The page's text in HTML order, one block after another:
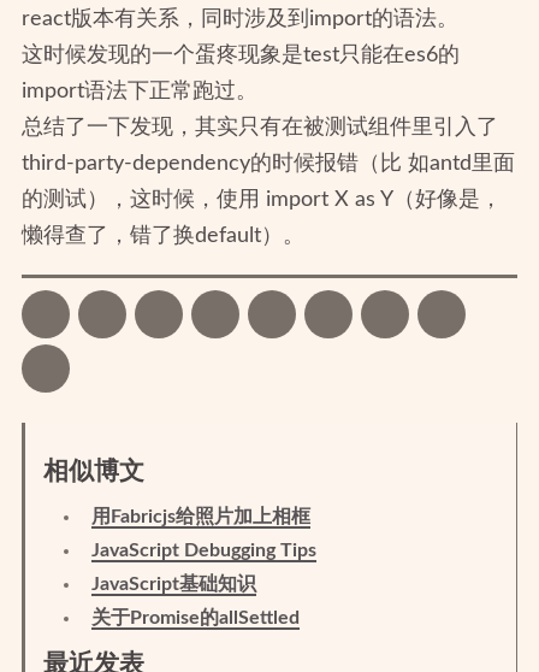
react版本有关系，同时涉及到import的语法。
这时候发现的一个蛋疼现象是test只能在es6的
import语法下正常跑过。
总结了一下发现，其实只有在被测试组件里引入了
third-party-dependency的时候报错（比 如antd里面
的测试），这时候，使用 import X as Y（好像是，
懒得查了，错了换default）。
相似博文
用Fabricjs给照片加上相框
JavaScript Debugging Tips
JavaScript基础知识
关于Promise的allSettled
最近发表